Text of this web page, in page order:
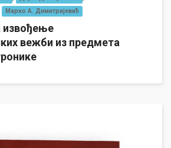
Марко А. Димитријевић
извођење
вежби из предмета